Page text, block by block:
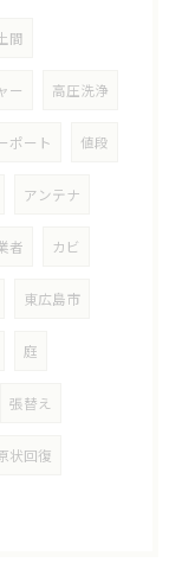
間
ー 高圧洗浄
ポート 値段
アンテナ
者 カビ
東広島市
庭
張替え
状回復